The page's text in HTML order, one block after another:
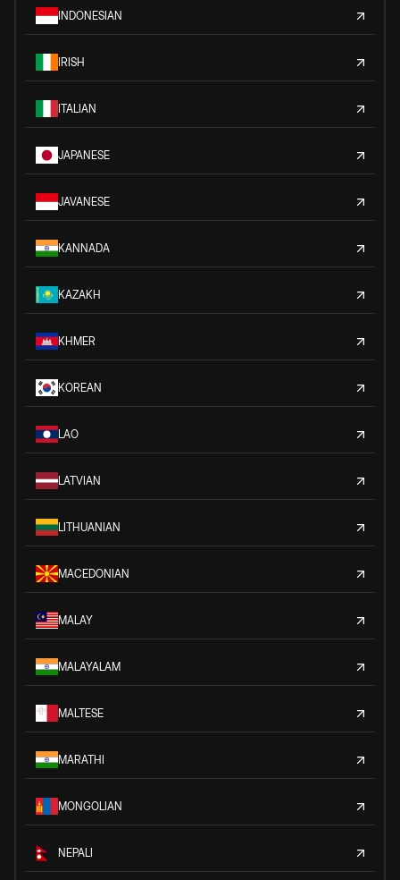
INDONESIAN
IRISH
ITALIAN
JAPANESE
JAVANESE
KANNADA
KAZAKH
KHMER
KOREAN
LAO
LATVIAN
LITHUANIAN
MACEDONIAN
MALAY
MALAYALAM
MALTESE
MARATHI
MONGOLIAN
NEPALI